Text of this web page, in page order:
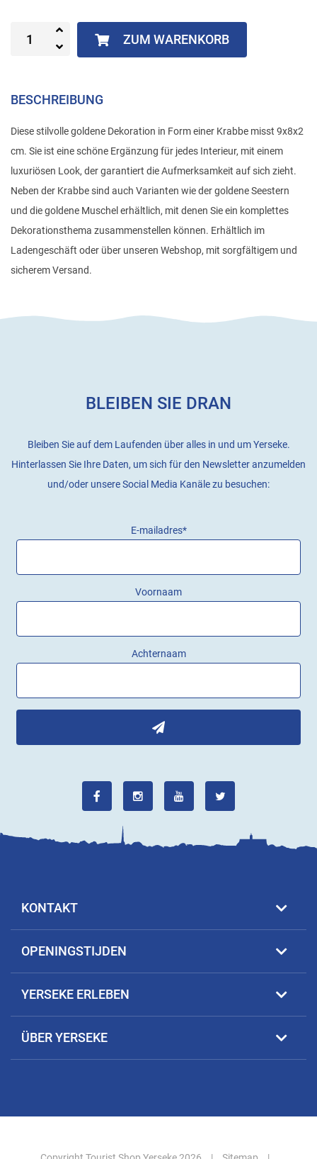
ZUM WARENKORB
BESCHREIBUNG
Diese stilvolle goldene Dekoration in Form einer Krabbe misst 9x8x2
cm. Sie ist eine schöne Ergänzung für jedes Interieur, mit einem
luxuriösen Look, der garantiert die Aufmerksamkeit auf sich zieht.
Neben der Krabbe sind auch Varianten wie der goldene Seestern
und die goldene Muschel erhältlich, mit denen Sie ein komplettes
Dekorationsthema zusammenstellen können. Erhältlich im
Ladengeschäft oder über unseren Webshop, mit sorgfältigem und
sicherem Versand.
BLEIBEN SIE DRAN
Bleiben Sie auf dem Laufenden über alles in und um Yerseke.
Hinterlassen Sie Ihre Daten, um sich für den Newsletter anzumelden
und/oder unsere Social Media Kanäle zu besuchen:
E-mailadres*
Voornaam
Achternaam
KONTAKT
OPENINGSTIJDEN
YERSEKE ERLEBEN
ÜBER YERSEKE